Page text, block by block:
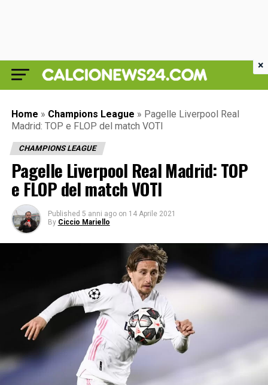
Home » Champions League » Pagelle Liverpool Real
Madrid: TOP e FLOP del match VOTI
CHAMPIONS LEAGUE
Pagelle Liverpool Real Madrid: TOP
e FLOP del match VOTI
Published 5 anni ago on 14 Aprile 2021
By Ciccio Mariello
×